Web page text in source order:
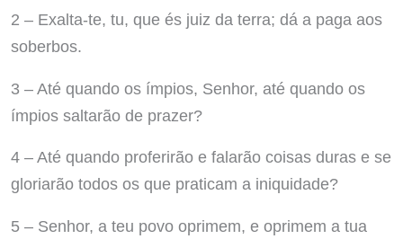
2 – Exalta-te, tu, que és juiz da terra; dá a paga aos
soberbos.
3 – Até quando os ímpios, Senhor, até quando os
ímpios saltarão de prazer?
4 – Até quando proferirão e falarão coisas duras e se
gloriarão todos os que praticam a iniquidade?
5 – Senhor, a teu povo oprimem, e oprimem a tua